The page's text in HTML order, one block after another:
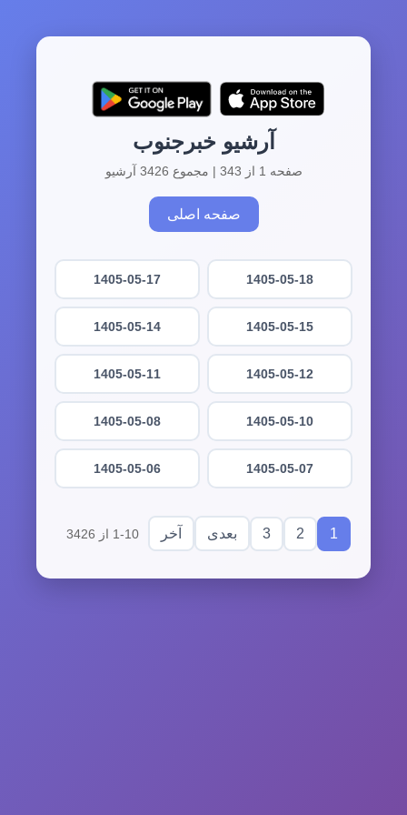
آرشیو خبرجنوب
صفحه 1 از 343 | مجموع 3426 آرشیو
صفحه اصلی
1405-05-18
1405-05-17
1405-05-15
1405-05-14
1405-05-12
1405-05-11
1405-05-10
1405-05-08
1405-05-07
1405-05-06
1
2
3 بعدی آخر 1-10 از 3426